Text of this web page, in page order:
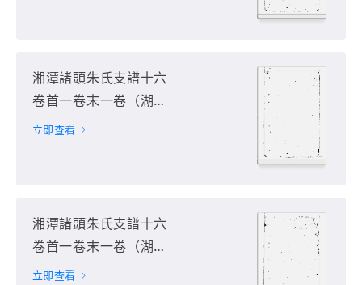
湘潭諸頭朱氏支譜十六
卷首一卷末一卷（湖南
省湘潭市）第8册
立即查看
湘潭諸頭朱氏支譜十六
卷首一卷末一卷（湖南
省湘潭市）第9册
立即查看